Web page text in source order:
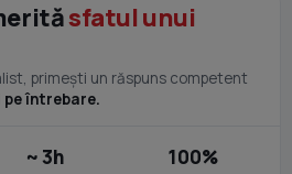
sfatul unui
primești un răspuns competent
pe întrebare.
~ 3h 100%